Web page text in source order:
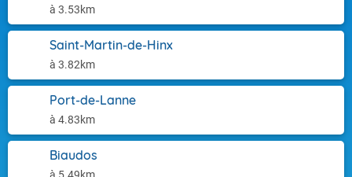
à 3.53km
Saint-Martin-de-Hinx
à 3.82km
Port-de-Lanne
à 4.83km
Biaudos